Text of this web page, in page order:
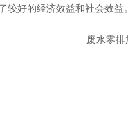
好的经济效益和社会效益。